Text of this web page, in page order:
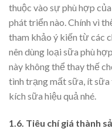
thuộc vào sự phù hợp
phát triển nào. Chính vì
tham khảo ý kiến từ các
nên dùng loại sữa phù
này không thể thay thế
tình trạng mất sữa, ít sữa
kích sữa hiệu quả nhé.
1.6. Tiêu chí giá thành